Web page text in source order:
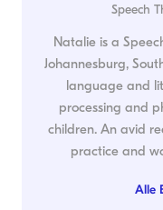
Speech
Natalie is a
Johannesburg,
language and
processing and
children. An avid
practice and
Alle